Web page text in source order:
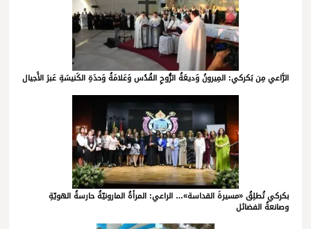
الرَّاعي مِن بَكركي: المِيرونُ وَديعَةُ الرُّوحِ القُدُس وَعَلامَةُ وَحدَةِ الكَنيسَةِ عَبرَ الأَجيال
بكركي تُطلِقُ «مسيرةَ القداسة»… الراعي: المرأةُ المارونيّةُ حارسةُ الهويّةِ
وصانعةُ الفضائل